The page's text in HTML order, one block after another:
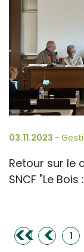
03.11.2023 -
Retour sur le
SNCF "Le
<< < 1